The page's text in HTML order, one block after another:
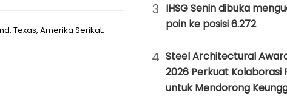
Texas, Amerika Serikat.
3 IHSG Senin dibuka
poin ke posisi 6.272
4 Steel Architectural
2026 Perkuat Kolaborasi
untuk Mendorong